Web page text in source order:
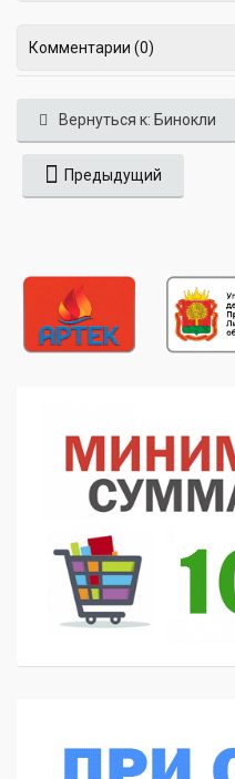
Комментарии (0)
Вернуться к: Бинокли
Предыдущий